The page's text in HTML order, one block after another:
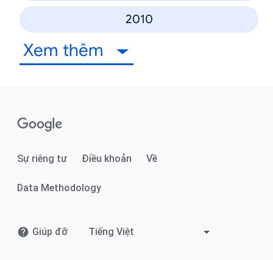
2010
Xem thêm
Sự riêng tư Điều khoản Về
Data Methodology
Giúp đỡ